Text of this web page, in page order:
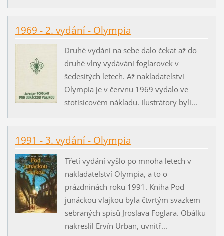
1969 - 2. vydání - Olympia
Druhé vydání na sebe dalo čekat až do
druhé vlny vydávání foglarovek v
šedesítých letech. Až nakladatelství
Olympia je v červnu 1969 vydalo ve
stotisícovém nákladu. Ilustrátory byli...
1991 - 3. vydání - Olympia
Třetí vydání vyšlo po mnoha letech v
nakladatelství Olympia, a to o
prázdninách roku 1991. Kniha Pod
junáckou vlajkou byla čtvrtým svazkem
sebraných spisů Jroslava Foglara. Obálku
nakreslil Ervín Urban, uvnitř...